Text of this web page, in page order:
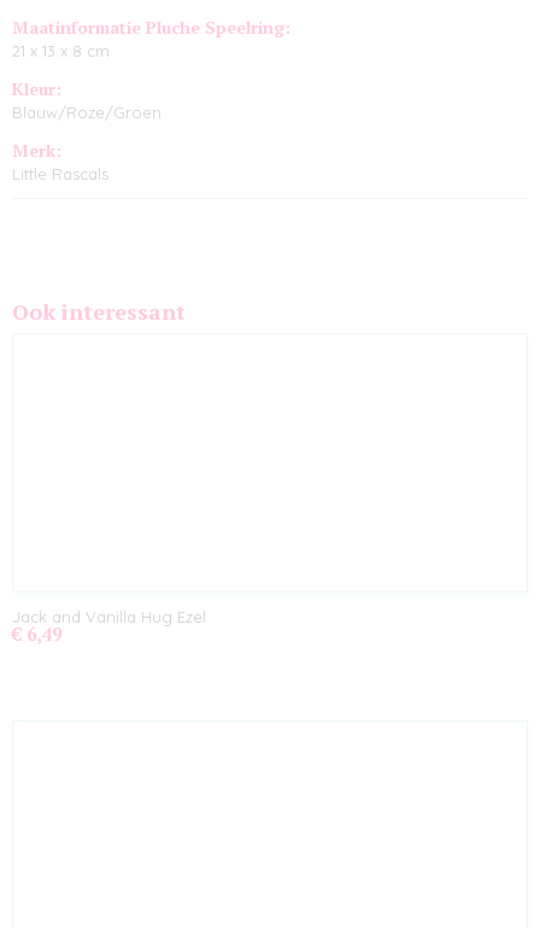
Maatinformatie Pluche Speelring:
21 x 13 x 8 cm
Kleur:
Blauw/Roze/Groen
Merk:
Little Rascals
Ook interessant
Jack and Vanilla Hug Ezel
€ 6,49